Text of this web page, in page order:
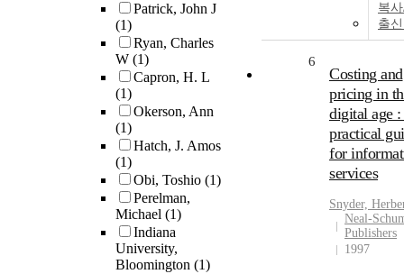
Patrick, John J
(1)
Ryan, Charles
W (1)
Capron, H. L
(1)
Okerson, Ann
(1)
Hatch, J. Amos
(1)
Obi, Toshio (1)
Perelman,
Michael (1)
Indiana
University,
Bloomington (1)
복
출
6
Costing and
pricing in
digital age :
practical
for
services
Snyder,
Neal-
Publishers
1997